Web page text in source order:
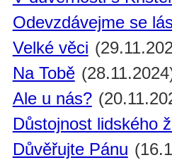
Odevzdávejme se
Velké věci
Na Tobě
Ale u nás?
Důstojnost lidského
Důvěřujte Pánu